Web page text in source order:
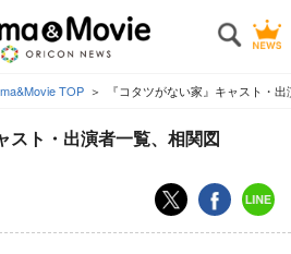
TOP 『コタツがない家』キャスト・
スト・出演者一覧、相関図